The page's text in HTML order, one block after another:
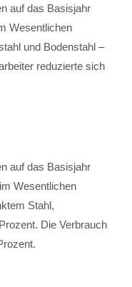
auf das Basisjahr
Wesentlichen
und Bodenstahl –
reduzierte sich
auf das Basisjahr
Wesentlichen
Stahl,
Die Verbrauch